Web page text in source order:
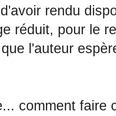
rendu
réduit, pour le
l'auteur
comment faire